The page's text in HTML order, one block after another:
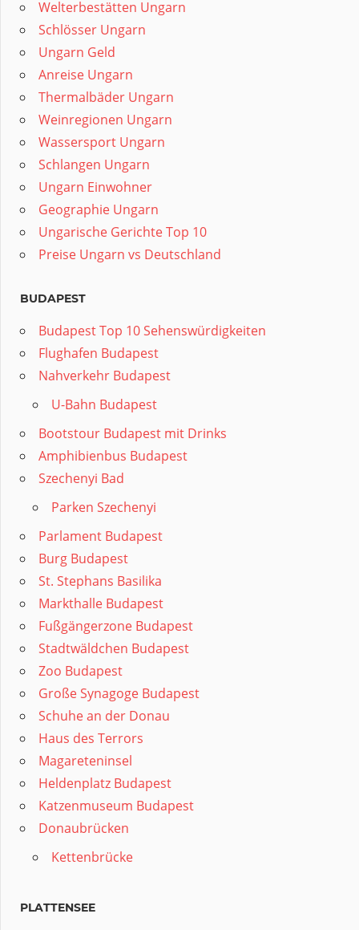
Welterbestätten Ungarn
Schlösser Ungarn
Ungarn Geld
Anreise Ungarn
Thermalbäder Ungarn
Weinregionen Ungarn
Wassersport Ungarn
Schlangen Ungarn
Ungarn Einwohner
Geographie Ungarn
Ungarische Gerichte Top 10
Preise Ungarn vs Deutschland
BUDAPEST
Budapest Top 10 Sehenswürdigkeiten
Flughafen Budapest
Nahverkehr Budapest
U-Bahn Budapest
Bootstour Budapest mit Drinks
Amphibienbus Budapest
Szechenyi Bad
Parken Szechenyi
Parlament Budapest
Burg Budapest
St. Stephans Basilika
Markthalle Budapest
Fußgängerzone Budapest
Stadtwäldchen Budapest
Zoo Budapest
Große Synagoge Budapest
Schuhe an der Donau
Haus des Terrors
Magareteninsel
Heldenplatz Budapest
Katzenmuseum Budapest
Donaubrücken
Kettenbrücke
PLATTENSEE